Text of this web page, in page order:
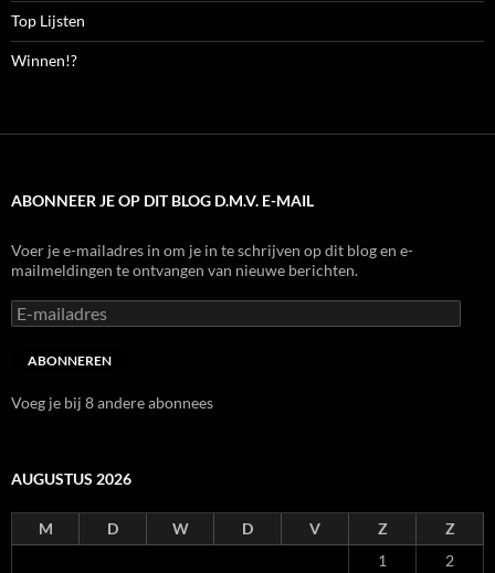
Top Lijsten
Winnen!?
ABONNEER JE OP DIT BLOG D.M.V. E-MAIL
Voer je e-mailadres in om je in te schrijven op dit blog en e-
mailmeldingen te ontvangen van nieuwe berichten.
E-
mailadres
ABONNEREN
Voeg je bij 8 andere abonnees
AUGUSTUS 2026
M D W D V Z
Z
1
2